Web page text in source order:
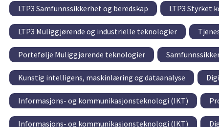
LTP3 Samfunnssikkerhet og beredskap LTP3 Styrket
LTP3 Muliggjørende og industrielle teknologier
Portefølje Muliggjørende teknologier
Kunstig intelligens, maskinlæring og dataanalyse
Informasjons- og kommunikasjonsteknologi (IKT)
Informasjons- og kommunikasjonsteknologi (IKT)